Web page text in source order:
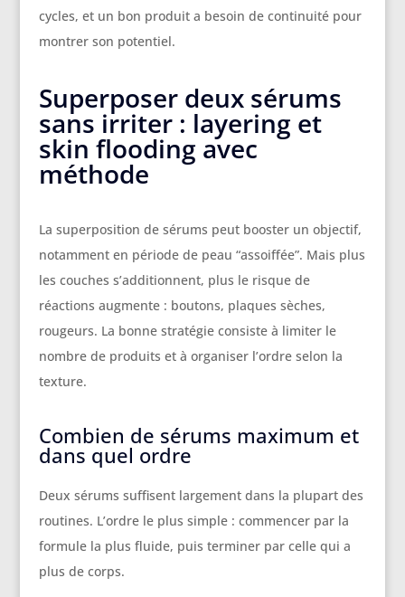
cycles, et un bon produit a besoin de continuité pour
montrer son potentiel.
Superposer deux sérums
sans irriter : layering et
skin flooding avec
méthode
La superposition de sérums peut booster un objectif,
notamment en période de peau “assoiffée”. Mais plus
les couches s’additionnent, plus le risque de
réactions augmente : boutons, plaques sèches,
rougeurs. La bonne stratégie consiste à limiter le
nombre de produits et à organiser l’ordre selon la
texture.
Combien de sérums maximum et
dans quel ordre
Deux sérums suffisent largement dans la plupart des
routines. L’ordre le plus simple : commencer par la
formule la plus fluide, puis terminer par celle qui a
plus de corps.